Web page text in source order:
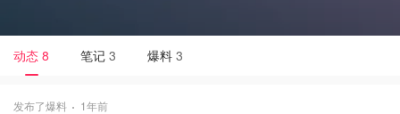
动态 8 笔记 3 爆料 3
发布了爆料 1年前